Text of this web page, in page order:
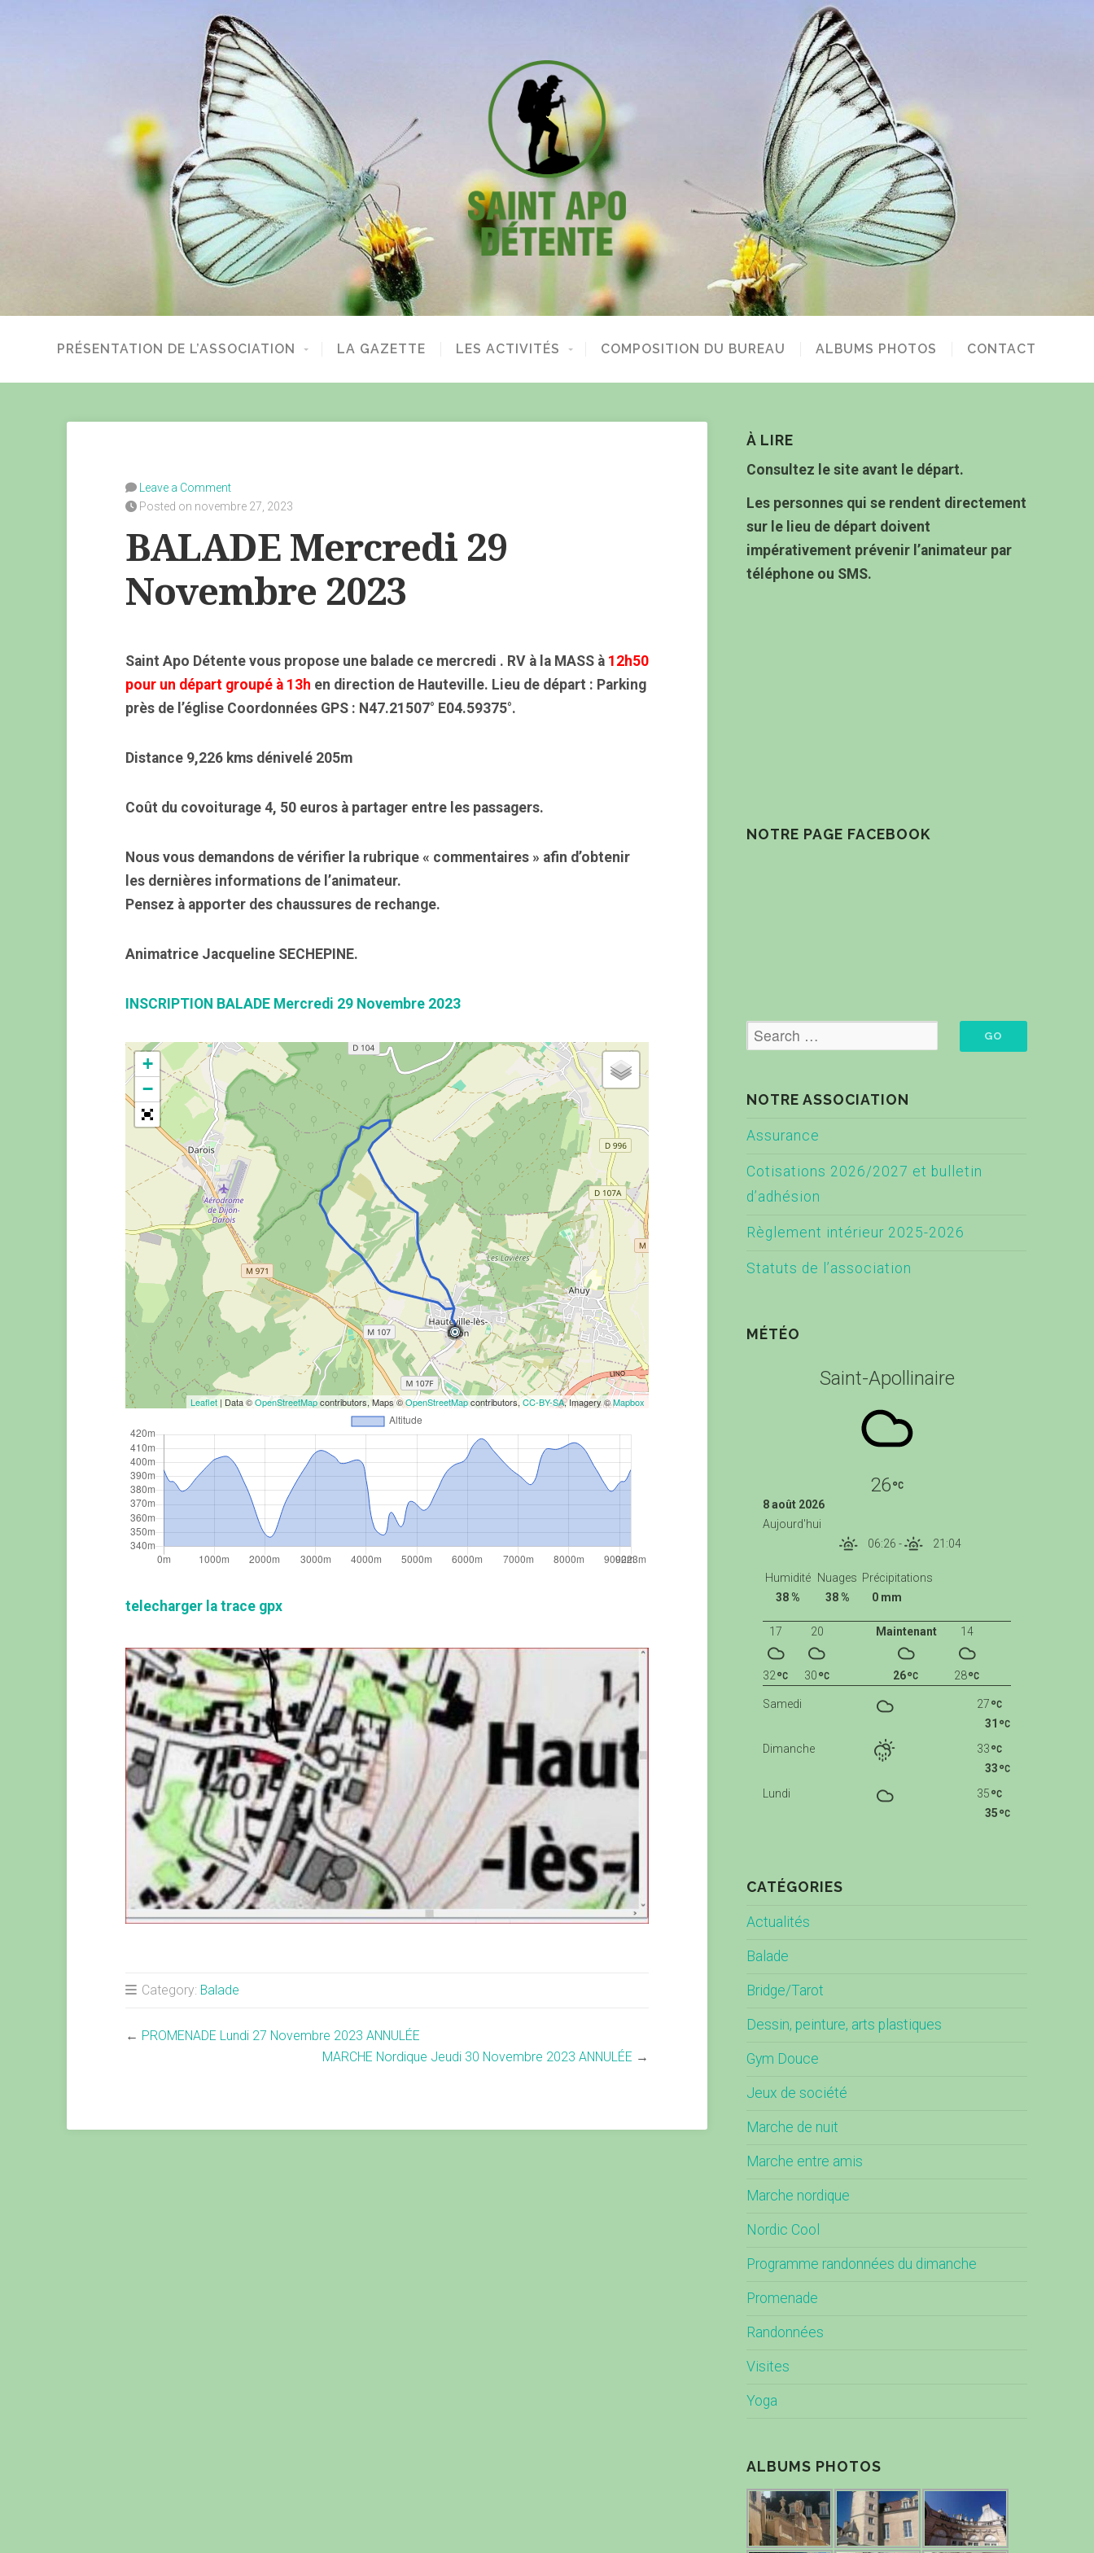
PRÉSENTATION DE L’ASSOCIATION LA GAZETTE LES ACTIVITÉS COMPOSITION DU BUREAU ALBUMS PHOTOS CONTACT
Leave a Comment
Posted on novembre 27, 2023
BALADE Mercredi 29
Novembre 2023
Saint Apo Détente vous propose une balade ce mercredi . RV à la MASS à 12h50
pour un départ groupé à 13h en direction de Hauteville. Lieu de départ : Parking
près de l’église Coordonnées GPS : N47.21507° E04.59375°.
Distance 9,226 kms dénivelé 205m
Coût du covoiturage 4, 50 euros à partager entre les passagers.
Nous vous demandons de vérifier la rubrique « commentaires » afin d’obtenir
les dernières informations de l’animateur.
Pensez à apporter des chaussures de rechange.
Animatrice Jacqueline SECHEPINE.
INSCRIPTION BALADE Mercredi 29 Novembre 2023
+
−
Leaflet | Data ©OpenStreetMapcontributors, Maps ©OpenStreetMapcontributors,CC-BY-SA, Imagery ©Mapbox
telecharger la trace gpx
Category: Balade
← PROMENADE Lundi 27 Novembre 2023 ANNULÉE
MARCHE Nordique Jeudi 30 Novembre 2023 ANNULÉE →
À LIRE
Consultez le site avant le départ.
Les personnes qui se rendent directement
sur le lieu de départ doivent
impérativement prévenir l’animateur par
téléphone ou SMS.
NOTRE PAGE FACEBOOK
NOTRE ASSOCIATION
Assurance
Cotisations 2026/2027 et bulletin
d’adhésion
Règlement intérieur 2025-2026
Statuts de l’association
MÉTÉO
Saint-Apollinaire
26
8 août 2026
Aujourd'hui
06:26 - 21:04
Humidité
38 %
Nuages
38 %
Précipitations
0 mm
Maintenant
26
14
28
17
32
20
30
Samedi
27
31
Dimanche
33
33
Lundi
35
35
CATÉGORIES
Actualités
Balade
Bridge/Tarot
Dessin, peinture, arts plastiques
Gym Douce
Jeux de société
Marche de nuit
Marche entre amis
Marche nordique
Nordic Cool
Programme randonnées du dimanche
Promenade
Randonnées
Visites
Yoga
ALBUMS PHOTOS